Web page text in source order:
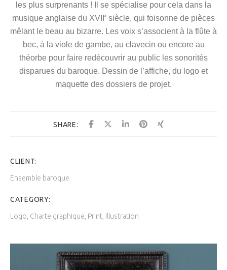
les plus surprenants ! Il se spécialise pour cela dans la
musique anglaise du XVII
e siècle, qui foisonne de pièces
mêlant le beau au bizarre. Les voix s’associent à la flûte à
bec, à la viole de gambe, au clavecin ou encore au
théorbe pour faire redécouvrir au public les sonorités
disparues du baroque. Dessin de l’affiche, du logo et
maquette des dossiers de projet.
SHARE:
CLIENT:
Ensemble baroque
CATEGORY:
Logo, Charte graphique, Print, Illustration